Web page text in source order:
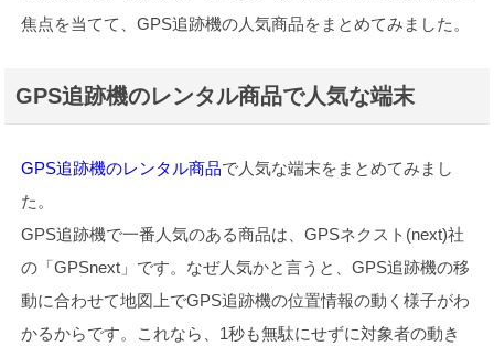
焦点を当てて、GPS追跡機の人気商品をまとめてみました。
GPS追跡機のレンタル商品で人気な端末
GPS追跡機のレンタル商品で人気な端末をまとめてみまし
た。
GPS追跡機で一番人気のある商品は、GPSネクスト(next)社
の「GPSnext」です。なぜ人気かと言うと、GPS追跡機の移
動に合わせて地図上でGPS追跡機の位置情報の動く様子がわ
かるからです。これなら、1秒も無駄にせずに対象者の動き